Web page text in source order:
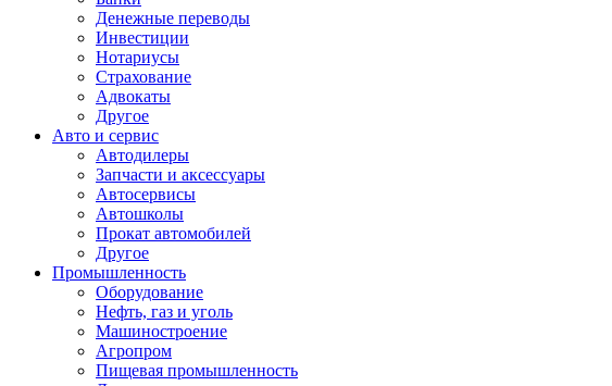
Денежные переводы
Инвестиции
Нотариусы
Страхование
Адвокаты
Другое
Авто и сервис
Автодилеры
Запчасти и аксессуары
Автосервисы
Автошколы
Прокат автомобилей
Другое
Промышленность
Оборудование
Нефть, газ и уголь
Машиностроение
Агропром
Пищевая промышленность